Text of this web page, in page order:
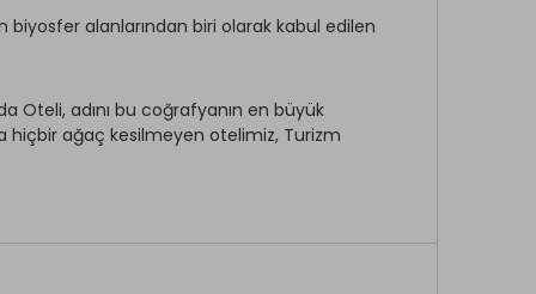
biyosfer alanlarından biri olarak kabul edilen
Oteli, adını bu coğrafyanın en büyük
hiçbir ağaç kesilmeyen otelimiz, Turizm
sunarak bambaşka bir tatil deneyimi